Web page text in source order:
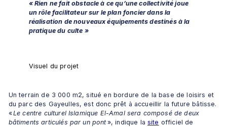
« Rien ne fait obstacle à ce qu’une collectivité joue
un rôle facilitateur sur le plan foncier dans la
réalisation de nouveaux équipements destinés à la
pratique du culte »
Visuel du projet
Un terrain de 3 000 m2, situé en bordure de la base de loisirs et
du parc des Gayeulles, est donc prêt à accueillir la future bâtisse.
« Le centre culturel Islamique El-Amal sera composé de deux
bâtiments articulés par un pont », indique la site officiel de